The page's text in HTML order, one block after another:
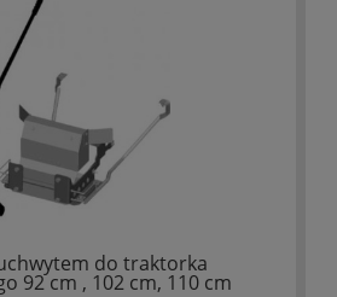
do traktorka
92 cm , 102 cm, 110 cm